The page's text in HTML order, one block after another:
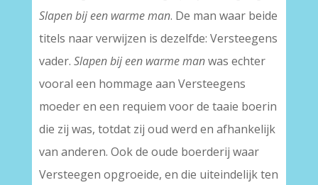
Slapen bij een warme man. De man waar beide
titels naar verwijzen is dezelfde: Versteegens
vader. Slapen bij een warme manwas echter
vooral een hommage aan Versteegens
moeder en een requiem voor de taaie boerin
die zij was, totdat zij oud werd en afhankelijk
van anderen. Ook de oude boerderij waar
Versteegen opgroeide, en die uiteindelijk ten